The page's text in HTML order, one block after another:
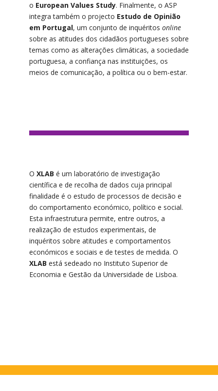
o European Values Study. Finalmente, o ASP
integra também o projecto Estudo de Opinião
em Portugal, um conjunto de inquéritos online
sobre as atitudes dos cidadãos portugueses sobre
temas como as alterações climáticas, a sociedade
portuguesa, a confiança nas instituições, os
meios de comunicação, a política ou o bem-estar.
O XLAB é um laboratório de investigação
científica e de recolha de dados cuja principal
finalidade é o estudo de processos de decisão e
do comportamento económico, político e social.
Esta infraestrutura permite, entre outros, a
realização de estudos experimentais, de
inquéritos sobre atitudes e comportamentos
económicos e sociais e de testes de medida. O
XLAB está sedeado no Instituto Superior de
Economia e Gestão da Universidade de Lisboa.